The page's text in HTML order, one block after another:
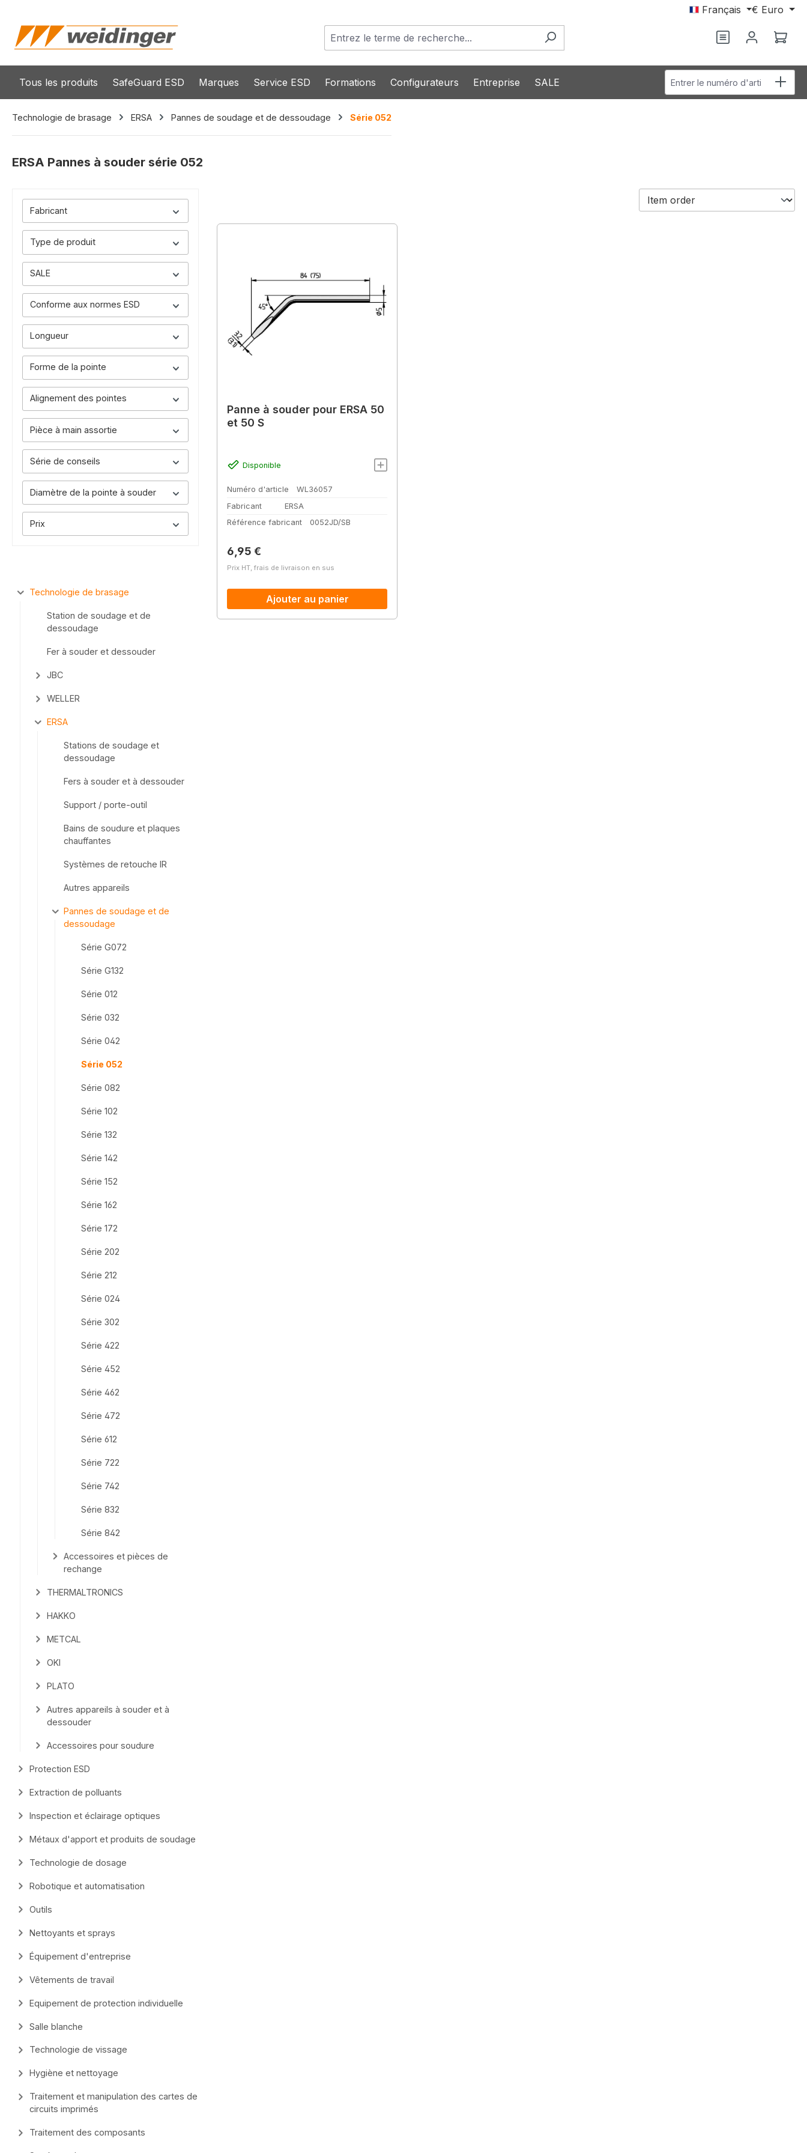
Français € Euro
Le
Tous les produits SafeGuard ESD Marques Service ESD Formations Configurateurs Entreprise SALE Entrer le numéro d'article
Technologie de brasage ERSA Pannes de soudage et de dessoudage Série 052
ERSA Pannes à souder série 052
Fabricant
Type de produit
SALE
Conforme aux normes ESD
Longueur
Forme de la pointe
Alignement des pointes
Pièce à main assortie
Série de conseils
Diamètre de la pointe à souder
Prix
Technologie de brasage
Station de soudage et de
dessoudage
Fer à souder et dessouder
JBC
WELLER
ERSA
Stations de soudage et
dessoudage
Fers à souder et à dessouder
Support / porte-outil
Bains de soudure et plaques
chauffantes
Systèmes de retouche IR
Autres appareils
Pannes de soudage et de
dessoudage
Série G072
Série G132
Série 012
Série 032
Série 042
Série 052
Série 082
Série 102
Série 132
Série 142
Série 152
Série 162
Série 172
Série 202
Série 212
Série 024
Série 302
Série 422
Série 452
Série 462
Série 472
Série 612
Série 722
Série 742
Série 832
Série 842
Accessoires et pièces de
rechange
THERMALTRONICS
HAKKO
METCAL
OKI
PLATO
Autres appareils à souder et à
dessouder
Accessoires pour soudure
Protection ESD
Extraction de polluants
Inspection et éclairage optiques
Métaux d'apport et produits de soudage
Technologie de dosage
Robotique et automatisation
Outils
Nettoyants et sprays
Équipement d'entreprise
Vêtements de travail
Equipement de protection individuelle
Salle blanche
Technologie de vissage
Hygiène et nettoyage
Traitement et manipulation des cartes de
circuits imprimés
Traitement des composants
Panne à souder pour ERSA 50
et 50 S
Disponible
Numéro d'article
WL36057
Fabricant
ERSA
Référence fabricant
0052JD/SB
Prix régulier :
6,95 €
Prix HT, frais de livraison en sus
Ajouter au panier